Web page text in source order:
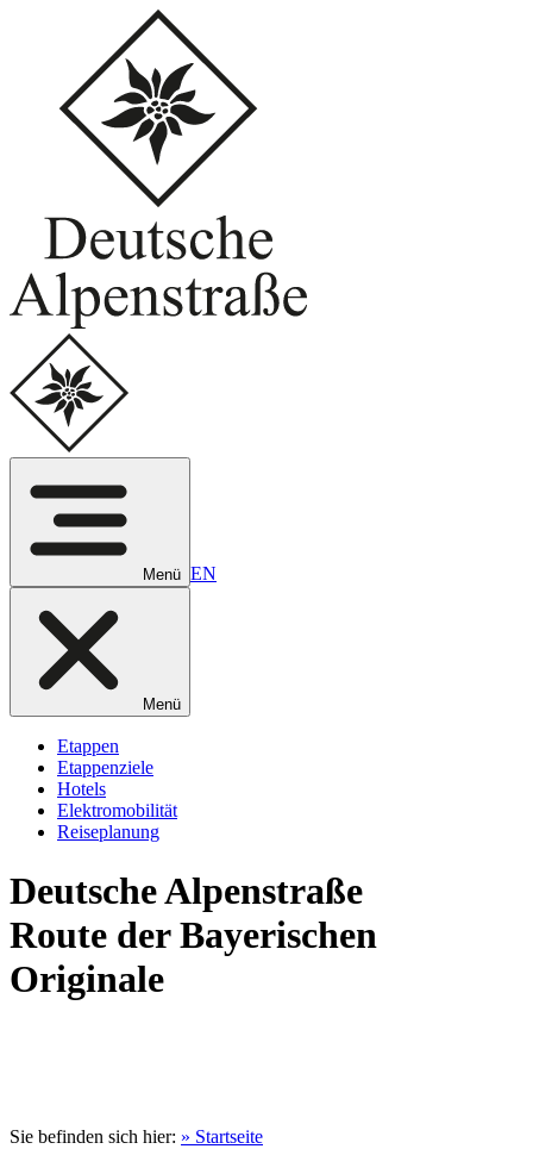
Menü EN
Menü
Etappen
Etappenziele
Hotels
Elektromobilität
Reiseplanung
DeutscheAlpenstraße
Route der Bayerischen
Originale
Sie befinden sich hier: » Startseite